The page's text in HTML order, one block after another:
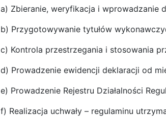
a) Zbieranie, weryfikacja i wprowadzanie
b) Przygotowywanie tytułów
c) Kontrola przestrzegania i stosowania
d) Prowadzenie ewidencji deklaracji od
e) Prowadzenie Rejestru Działalności
f) Realizacja uchwały – regulaminu